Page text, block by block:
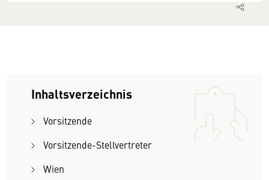
Inhaltsverzeichnis
Vorsitzende
Vorsitzende-Stellvertreter
Wien